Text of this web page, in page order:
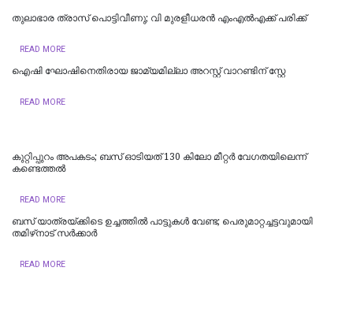
തുലാഭാര ത്രാസ് പൊട്ടിവീണു; വി മുരളീധരന്‍ എംഎല്‍എക്ക് പരിക്ക്
READ MORE
ഐഷി ഘോഷിനെതിരായ ജാമ്യമില്ലാ അറസ്റ്റ് വാറണ്ടിന് സ്റ്റേ
READ MORE
കുറ്റിപ്പുറം അപകടം; ബസ് ഓടിയത് 130 കിലോ മീറ്റർ വേഗതയിലെന്ന്
കണ്ടെത്തൽ
READ MORE
ബസ് യാത്രയ്ക്കിടെ ഉച്ചത്തിൽ പാട്ടുകൾ വേണ്ട; പെരുമാറ്റച്ചട്ടവുമായി
തമിഴ്‌നാട് സര്‍ക്കാര്‍
READ MORE